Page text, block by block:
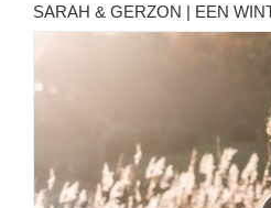
SARAH & GERZON | EEN